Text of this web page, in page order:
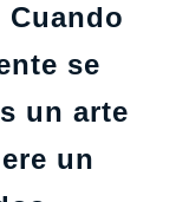
se
un arte
un